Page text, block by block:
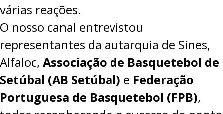
SELEÇÕES
MINIBASQUETE
ÁREA TÉCNICA
PROJETOS
LIGA BETCLIC MASCULINA
LIGA BETCLIC FEMININA
várias reações.
O nosso canal entrevistou
representantes da autarquia de Sines,
Alfaloc, Associação de Basquetebol de
Setúbal (AB Setúbal) e Federação
Portuguesa de Basquetebol (FPB),